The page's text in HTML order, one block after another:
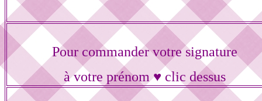
Pour commander votre signature
à votre prénom ♥ clic dessus